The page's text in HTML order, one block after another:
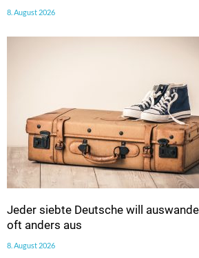
8. August 2026
Jeder siebte Deutsche will
oft anders aus
8. August 2026